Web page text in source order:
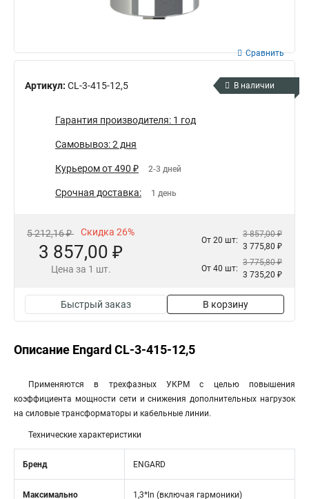
Артикул: CL-3-415-12,5
Сравнить
В наличии
Гарантия производителя: 1 год
Самовывоз: 2 дня
Курьером от 490 ₽ 2-3 дней
Срочная доставка: 1 день
5 212,16 ₽ Скидка 26%
3 857,00 ₽
Цена за 1 шт.
От 20 шт:
3 857,00 ₽
3 775,80 ₽
От 40 шт:
3 775,80 ₽
3 735,20 ₽
Быстрый заказ В корзину
Описание Engard CL-3-415-12,5
Применяются в трехфазных УКРМ с целью повышения
коэффициента мощности сети и снижения дополнительных нагрузок
на силовые трансформаторы и кабельные линии.
Технические характеристики
Бренд ENGARD
Максимально
1,3*ln (включая гармоники)